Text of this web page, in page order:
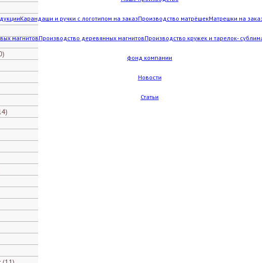
Карандаши и ручки с логотипом на заказПроизводство матрёшекМатрешки на
магнитовПроизводство деревянных магнитовПроизводство кружек и тарелок-
фонд компании
Новости
Статьи